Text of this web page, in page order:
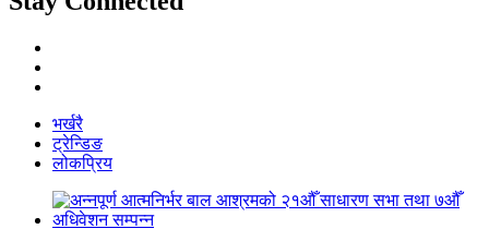
भर्खरै
ट्रेन्डिङ
लोकप्रिय